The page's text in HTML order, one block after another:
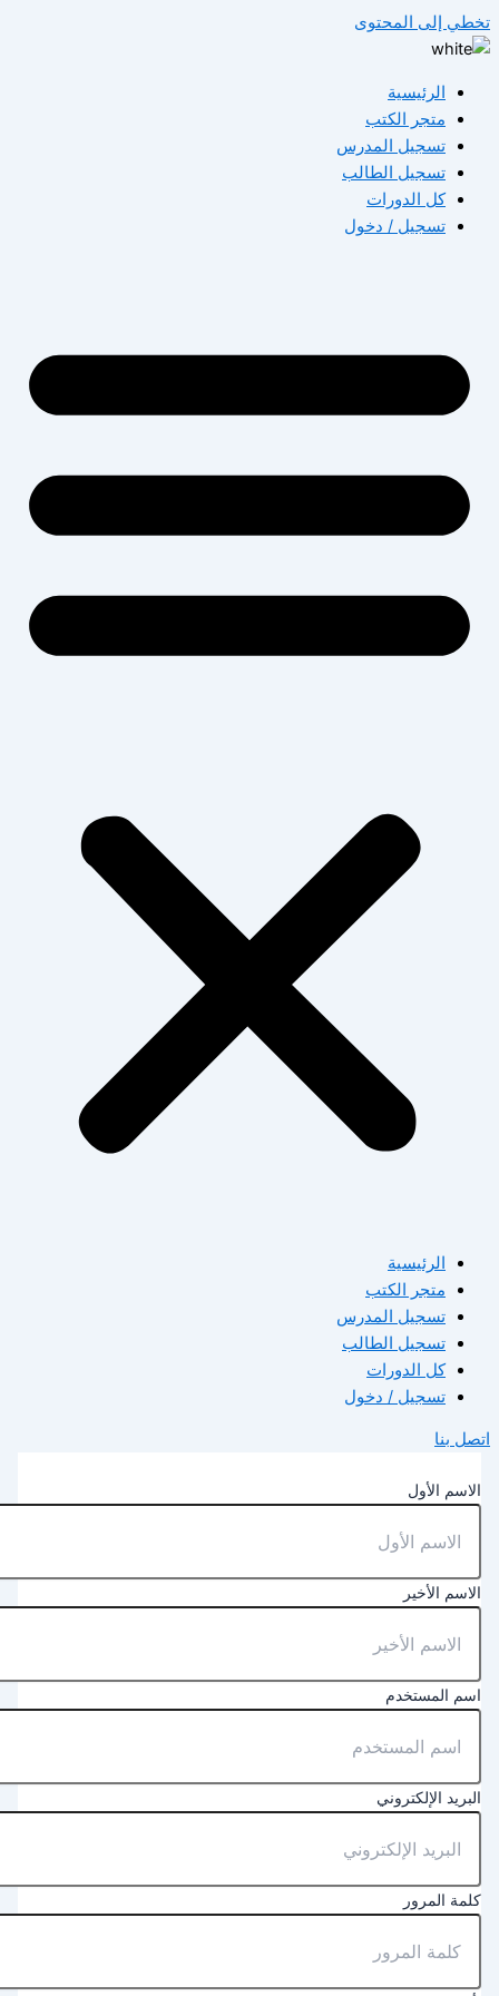
إلى المحتوى
الرئيسية
متجر الكتب
تسجيل المدرس
تسجيل الطالب
كل الدورات
تسجيل / دخول
الرئيسية
متجر الكتب
تسجيل المدرس
تسجيل الطالب
كل الدورات
تسجيل / دخول
بنا
الأول
الأخير
المستخدم
الإلكتروني
المرور